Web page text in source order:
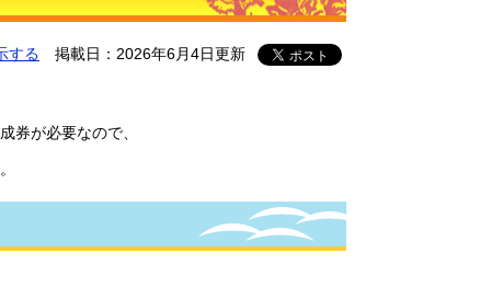
する 掲載日：2026年6月4日更新
券が必要なので、